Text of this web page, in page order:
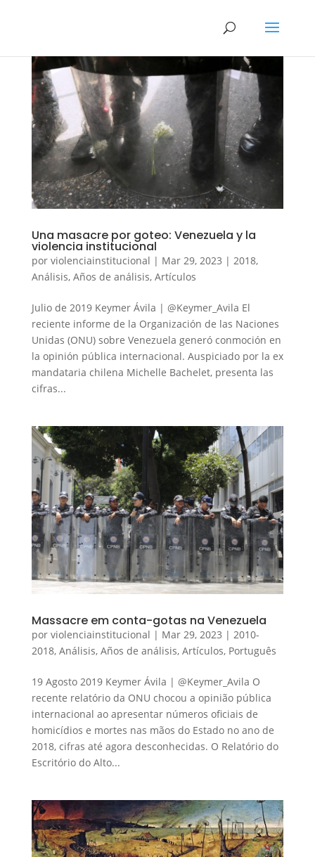
Una masacre por goteo: Venezuela y la
violencia institucional
por violenciainstitucional | Mar 29, 2023 | 2018,
Análisis, Años de análisis, Artículos
Julio de 2019 Keymer Ávila | @Keymer_Avila El
reciente informe de la Organización de las Naciones
Unidas (ONU) sobre Venezuela generó conmoción en
la opinión pública internacional. Auspiciado por la ex
mandataria chilena Michelle Bachelet, presenta las
cifras...
Massacre em conta-gotas na Venezuela
por violenciainstitucional | Mar 29, 2023 | 2010-
2018, Análisis, Años de análisis, Artículos, Português
19 Agosto 2019 Keymer Ávila | @Keymer_Avila O
recente relatório da ONU chocou a opinião pública
internacional ao apresentar números oficiais de
homicídios e mortes nas mãos do Estado no ano de
2018, cifras até agora desconhecidas. O Relatório do
Escritório do Alto...